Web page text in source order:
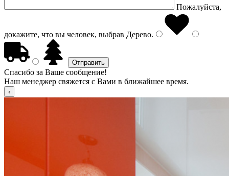
Пожалуйста,
докажите, что вы человек, выбрав Дерево.
Спасибо за Ваше сообщение!
Наш менеджер свяжется с Вами в ближайшее время.